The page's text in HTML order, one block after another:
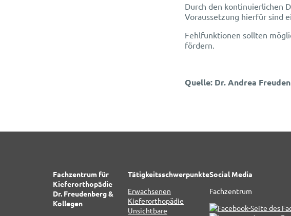
Durch den kontinuierlichen
Voraussetzung hierfür sind
Fehlfunktionen sollten
fördern.
Quelle: Dr. Andrea
Fachzentrum für
Kieferorthopädie
Dr. Freudenberg &
Kollegen
Tätigkeitsschwerpunkte
Erwachsenen
Kieferorthopädie
Unsichtbare
Social Media
Fachzentrum